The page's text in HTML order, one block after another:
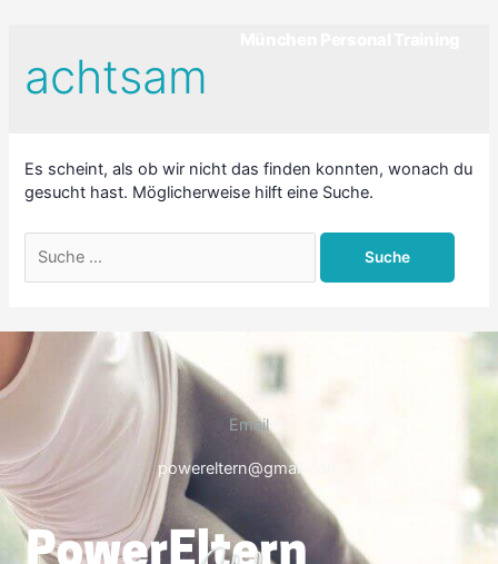
achtsam
Es scheint, als ob wir nicht das finden konnten, wonach du
gesucht hast. Möglicherweise hilft eine Suche.
Email
powereltern@gmail.com